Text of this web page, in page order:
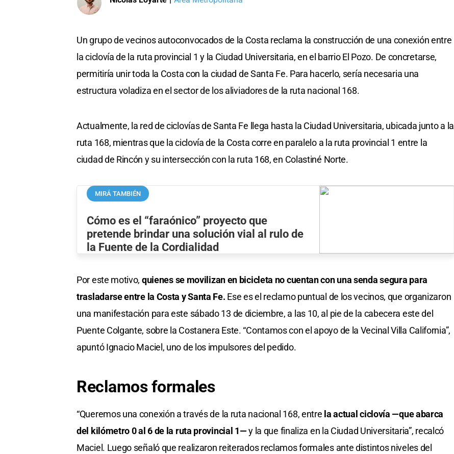
Un grupo de vecinos autoconvocados de la Costa reclama la construcción de una conexión entre
la ciclovía de la ruta provincial 1 y la Ciudad Universitaria, en el barrio El Pozo. De concretarse,
permitiría unir toda la Costa con la ciudad de Santa Fe. Para hacerlo, sería necesaria una
estructura voladiza en el sector de los aliviadores de la ruta nacional 168.
Actualmente, la red de ciclovías de Santa Fe llega hasta la Ciudad Universitaria, ubicada junto a la
ruta 168, mientras que la ciclovía de la Costa corre en paralelo a la ruta provincial 1 entre la
ciudad de Rincón y su intersección con la ruta 168, en Colastiné Norte.
MIRÁ TAMBIÉN
Cómo es el “faraónico” proyecto que
pretende brindar una solución vial al rulo de
la Fuente de la Cordialidad
Por este motivo, quienes se movilizan en bicicleta no cuentan con una senda segura para
trasladarse entre la Costa y Santa Fe. Ese es el reclamo puntual de los vecinos, que organizaron
una manifestación para este sábado 13 de diciembre, a las 10, al pie de la cabecera este del
Puente Colgante, sobre la Costanera Este. “Contamos con el apoyo de la Vecinal Villa California”,
apuntó Ignacio Maciel, uno de los impulsores del pedido.
Reclamos formales
“Queremos una conexión a través de la ruta nacional 168, entre la actual ciclovía —que abarca
del kilómetro 0 al 6 de la ruta provincial 1—y la que finaliza en la Ciudad Universitaria”, recalcó
Maciel. Luego señaló que realizaron reiterados reclamos formales ante distintos niveles del